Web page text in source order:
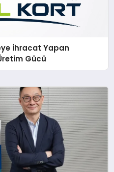
İhracat Yapan
Gücü